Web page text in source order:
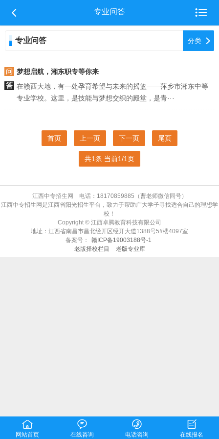
 专业问答 
专业问答 分类 
梦想启航，湘东职专等你来
在赣西大地，有一处孕育希望与未来的摇篮——萍乡市湘东中等
专业学校。这里，是技能与梦想交织的殿堂，是青···
首页 上一页 下一页 尾页
共1条 当前1/1页
江西中专招生网 电话：18170859885（曹老师微信同号）
江西中专招生网是江西省阳光招生平台，致力于帮助广大学子寻找适合自己的理想学
校！
Copyright © 江西卓腾教育科技有限公司
地址：江西省南昌市昌北经开区经开大道1388号5#楼4097室
备案号：
赣ICP备19003188号-1
老版择校栏目
老版专业库

网站首页

在线咨询

电话咨询

在线报名